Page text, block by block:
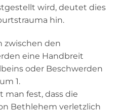
wird, deutet dies
hin.
zwischen den
eine Handbreit
oder Beschwerden
1.
man fest, dass die
Bethlehem verletzlich